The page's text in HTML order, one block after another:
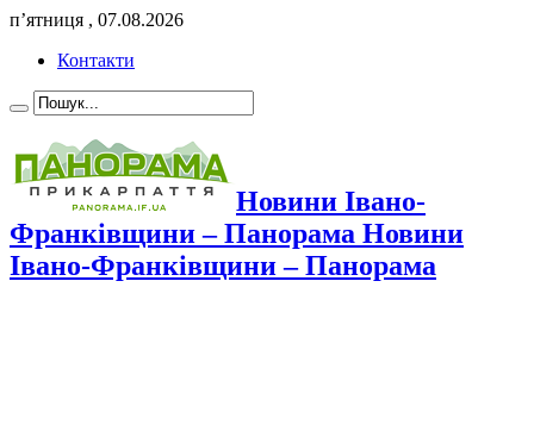
п’ятниця , 07.08.2026
Контакти
Новини Івано-
Франківщини – Панорама Новини
Івано-Франківщини – Панорама